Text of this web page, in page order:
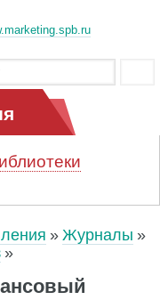
Журналы